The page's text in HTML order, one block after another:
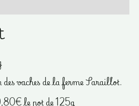
vaches de la ferme Saraillot.
le pot de 125g